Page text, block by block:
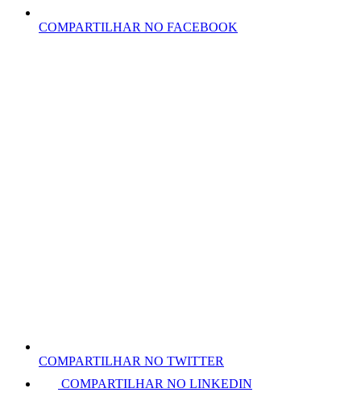
COMPARTILHAR NO FACEBOOK
COMPARTILHAR NO TWITTER
COMPARTILHAR NO LINKEDIN